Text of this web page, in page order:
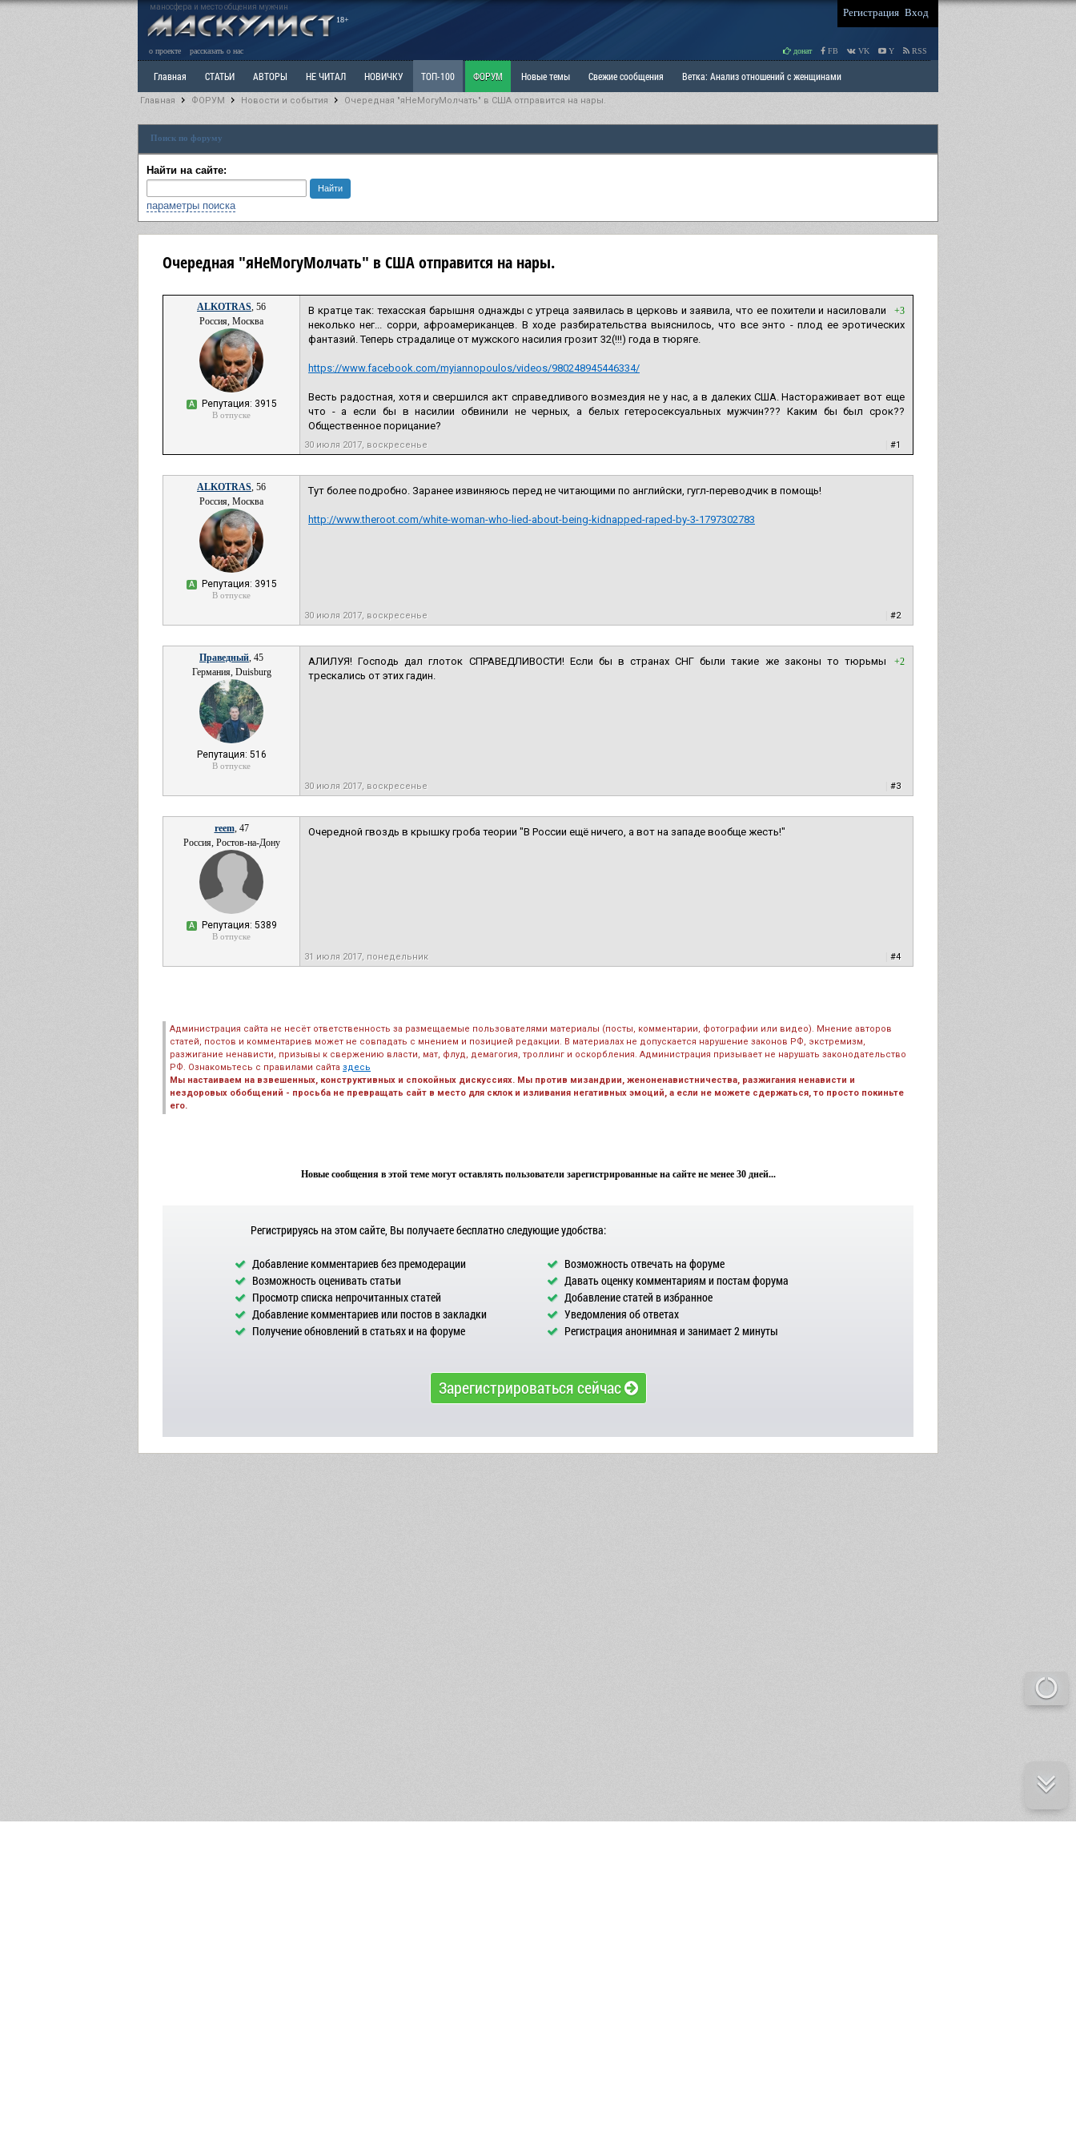
маносфера и место общения мужчин
18+
Регистрация Вход
о проекте рассказать о нас донат FB VK Y RSS
Главная СТАТЬИ АВТОРЫ НЕ ЧИТАЛ НОВИЧКУ ТОП-100 ФОРУМ Новые темы Свежие сообщения Ветка: Анализ отношений с женщинами
Ветка: Наболевшее. Выскажись! РАЗДЕЛ: Мы и Женщины
РАЗДЕЛ: Разное
Главная ФОРУМ Новости и события Очередная "яНеМогуМолчать" в США отправится на нары.
Поиск по форуму
Найти на сайте:
параметры поиска
Очередная "яНеМогуМолчать" в США отправится на нары.
ALKOTRAS, 56
Россия, Москва
А Репутация: 3915
В отпуске
+3
В кратце так: техасская барышня однажды с утреца заявилась в церковь и заявила, что ее похители и насиловали
неколько нег... сорри, афроамериканцев. В ходе разбирательства выяснилось, что все энто - плод ее эротических
фантазий. Теперь страдалице от мужского насилия грозит 32(!!!) года в тюряге.
https://www.facebook.com/myiannopoulos/videos/980248945446334/
Весть радостная, хотя и свершился акт справедливого возмездия не у нас, а в далеких США. Настораживает вот еще
что - а если бы в насилии обвинили не черных, а белых гетеросексуальных мужчин??? Каким бы был срок??
Общественное порицание?
30 июля 2017, воскресенье #1
ALKOTRAS, 56
Россия, Москва
А Репутация: 3915
В отпуске
Тут более подробно. Заранее извиняюсь перед не читающими по английски, гугл-переводчик в помощь!
http://www.theroot.com/white-woman-who-lied-about-being-kidnapped-raped-by-3-1797302783
30 июля 2017, воскресенье #2
Праведный, 45
Германия, Duisburg
Репутация: 516
В отпуске
+2
АЛИЛУЯ! Господь дал глоток СПРАВЕДЛИВОСТИ! Если бы в странах СНГ были такие же законы то тюрьмы
трескались от этих гадин.
30 июля 2017, воскресенье #3
reem, 47
Россия, Ростов-на-Дону
А Репутация: 5389
В отпуске
Очередной гвоздь в крышку гроба теории "В России ещё ничего, а вот на западе вообще жесть!"
31 июля 2017, понедельник #4
Администрация сайта не несёт ответственность за размещаемые пользователями материалы (посты, комментарии, фотографии или видео). Мнение авторов
статей, постов и комментариев может не совпадать с мнением и позицией редакции. В материалах не допускается нарушение законов РФ, экстремизм,
разжигание ненависти, призывы к свержению власти, мат, флуд, демагогия, троллинг и оскорбления. Администрация призывает не нарушать законодательство
РФ. Ознакомьтесь с правилами сайта здесь
Мы настаиваем на взвешенных, конструктивных и спокойных дискуссиях. Мы против мизандрии, женоненавистничества, разжигания ненависти и
нездоровых обобщений - просьба не превращать сайт в место для склок и изливания негативных эмоций, а если не можете сдержаться, то просто покиньте
его.
Новые сообщения в этой теме могут оставлять пользователи зарегистрированные на сайте не менее 30 дней...
Регистрируясь на этом сайте, Вы получаете бесплатно следующие удобства:
Добавление комментариев без премодерации
Возможность отвечать на форуме
Возможность оценивать статьи
Давать оценку комментариям и постам форума
Просмотр списка непрочитанных статей
Добавление статей в избранное
Добавление комментариев или постов в закладки
Уведомления об ответах
Получение обновлений в статьях и на форуме
Регистрация анонимная и занимает 2 минуты
Зарегистрироваться сейчас